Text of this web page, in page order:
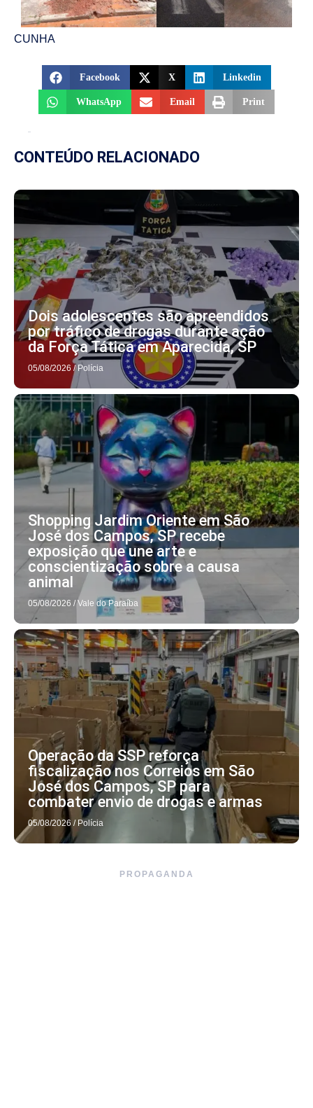
CUNHA
Facebook X Linkedin
WhatsApp Email Print
CONTEÚDO RELACIONADO
Dois adolescentes são apreendidos
por tráfico de drogas durante ação
da Força Tática em Aparecida, SP
05/08/2026 / Polícia
Shopping Jardim Oriente em São
José dos Campos, SP recebe
exposição que une arte e
conscientização sobre a causa
animal
05/08/2026 / Vale do Paraíba
Operação da SSP reforça
fiscalização nos Correios em São
José dos Campos, SP para
combater envio de drogas e armas
05/08/2026 / Polícia
PROPAGANDA